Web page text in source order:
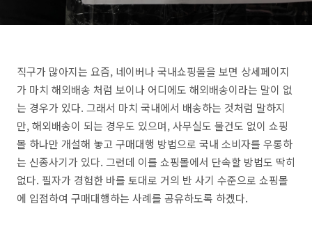
직구가 많아지는 요즘, 네이버나 국내쇼핑몰을 보면 상세페이지
가 마치 해외배송 처럼 보이나 어디에도 해외배송이라는 말이 없
는 경우가 있다. 그래서 마치 국내에서 배송하는 것처럼 말하지
만, 해외배송이 되는 경우도 있으며, 사무실도 물건도 없이 쇼핑
몰 하나만 개설해 놓고 구매대행 방법으로 국내 소비자를 우롱하
는 신종사기가 있다. 그런데 이를 쇼핑몰에서 단속할 방법도 딱히
없다. 필자가 경험한 바를 토대로 거의 반 사기 수준으로 쇼핑몰
에 입점하여 구매대행하는 사례를 공유하도록 하겠다.